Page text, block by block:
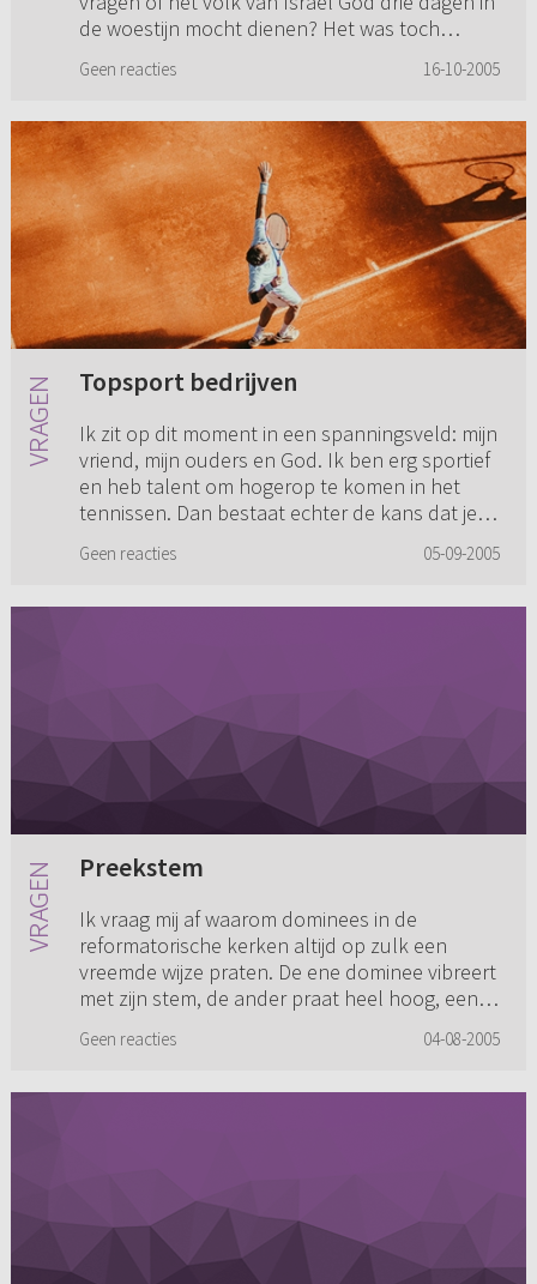
de woestijn mocht dienen? Het was toch
terug zou komen? Is dit een ...
Geen reacties 16-10-2005
Topsport bedrijven
Ik zit op dit moment in een spanningsveld: mijn
vriend, mijn ouders en God. Ik ben erg sportief
en heb talent om hogerop te komen in het
tennissen. Dan bestaat echter de kans dat je
Geen reacties 05-09-2005
Preekstem
Ik vraag mij af waarom dominees in de
reformatorische kerken altijd op zulk een
vreemde wijze praten. De ene dominee vibreert
met zijn stem, de ander praat heel hoog, een
Geen reacties 04-08-2005